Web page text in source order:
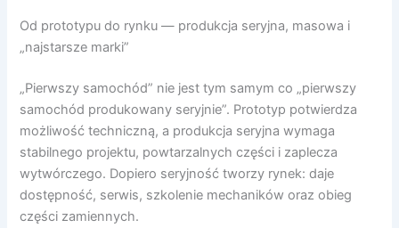
Od prototypu do rynku — produkcja seryjna, masowa i
„najstarsze marki”
„Pierwszy samochód” nie jest tym samym co „pierwszy
samochód produkowany seryjnie”. Prototyp potwierdza
możliwość techniczną, a produkcja seryjna wymaga
stabilnego projektu, powtarzalnych części i zaplecza
wytwórczego. Dopiero seryjność tworzy rynek: daje
dostępność, serwis, szkolenie mechaników oraz obieg
części zamiennych.